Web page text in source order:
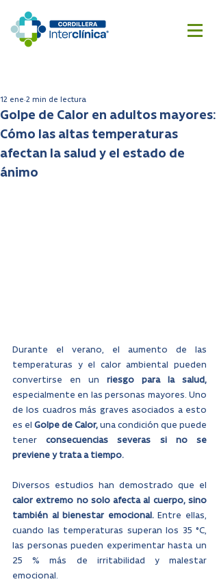
Golpe de Calor en adultos mayores:
Cómo las altas temperaturas
afectan la salud y el estado de
ánimo
12 ene 2 min de lectura
Durante el verano, el aumento de las
temperaturas y el calor ambiental pueden
convertirse en un
especialmente en las personas mayores. Uno
de los cuadros más graves asociados a esto
es el Golpe de Calor, una condición que puede
tener consecuencias severas si no se
previene y trata a tiempo.
calor extremo no solo afecta al cuerpo, sino
también al bienestar emocional. Entre ellas,
cuando las temperaturas superan los 35 °C,
las personas pueden experimentar hasta un
25 % más de irritabilidad y malestar
emocional.